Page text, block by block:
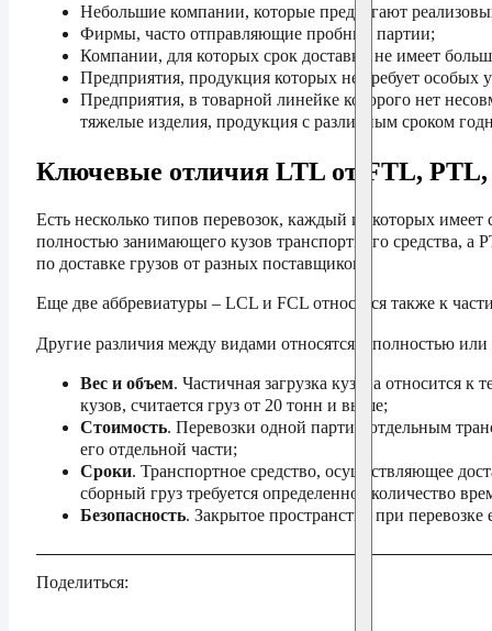
Небольшие компании, которые предлагают
Фирмы, часто отправляющие пробные партии;
Компании, для которых срок доставки не имеет
Предприятия, продукция которых не требует
Предприятия, в товарной линейке которого нет
тяжелые изделия, продукция с различным сроком
Ключевые отличия LTL от FTL,
Есть несколько типов перевозок, каждый из которых
полностью занимающего кузов транспортного средства, а
по доставке грузов от разных поставщиков.
Еще две аббревиатуры – LCL и FCL относятся также к
Другие различия между видами относятся к полностью
Вес и объем. Частичная загрузка кузова относится
кузов, считается груз от 20 тонн и выше;
Стоимость. Перевозки одной партии отдельным
его отдельной части;
Сроки. Транспортное средство, осуществляющее
сборный груз требуется определенное количество
Безопасность. Закрытое пространство при
Поделиться: